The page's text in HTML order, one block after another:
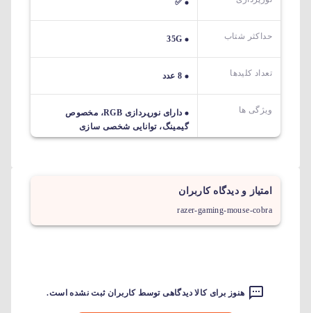
✅
حداکثر شتاب 35G
تعداد کلیدها 8 عدد
ویژگی ها
دارای نورپردازی RGB، مخصوص
گیمینگ، توانایی شخصی سازی
امتیاز و دیدگاه کاربران
razer-gaming-mouse-cobra
هنوز برای کالا دیدگاهی توسط کاربران ثبت نشده است.